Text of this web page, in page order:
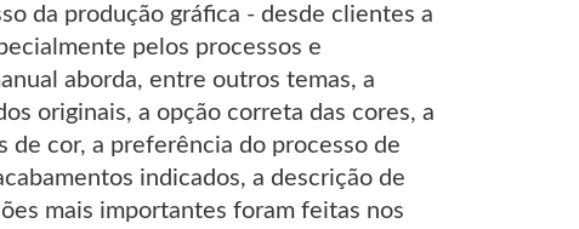
da produção gráfica - desde clientes a
pelos processos e
aborda, entre outros temas, a
originais, a opção correta das cores, a
de cor, a preferência do processo de
indicados, a descrição de
mais importantes foram feitas nos